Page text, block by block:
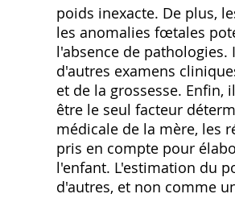
poids inexacte. De plus,
les anomalies fœtales
l'absence de
d'autres examens
et de la grossesse.
être le seul facteur
médicale de la mère, les
pris en compte pour
l'enfant. L'estimation du
d'autres, et non comme